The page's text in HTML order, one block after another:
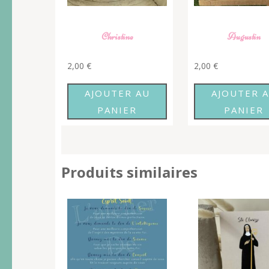
Christine
2,00 €
AJOUTER AU
PANIER
Augustin
2,00€
AJOUTER
PANIER
Produits similaires